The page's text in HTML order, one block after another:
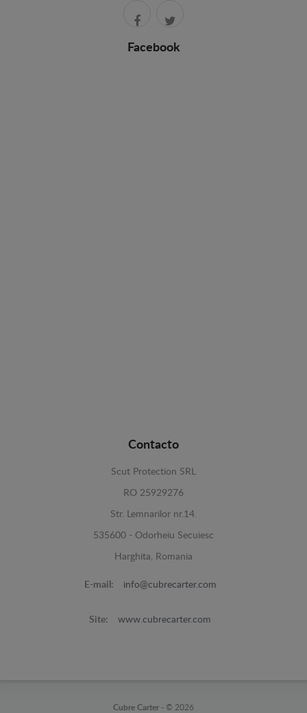
Facebook
Contacto
Scut Protection SRL
RO 25929276
Str. Lemnarilor nr.14.
535600 - Odorheiu Secuiesc
Harghita, Romania
E-mail: info@cubrecarter.com
Site: www.cubrecarter.com
Cubre Carter - © 2026